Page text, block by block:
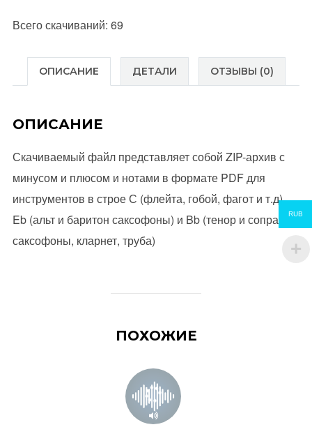
Of
(Fausto
Уровень
Всего скачиваний: 69
ОПИСАНИЕ ДЕТАЛИ ОТЗЫВЫ (0)
ОПИСАНИЕ
Скачиваемый файл представляет собой ZIP-архив с
минусом и плюсом и нотами в формате PDF для
инструментов в строе С (флейта, гобой, фагот и т.д),
Eb (альт и баритон саксофоны) и Bb (тенор и сопрано
саксофоны, кларнет, труба)
ПОХОЖИЕ
RUB